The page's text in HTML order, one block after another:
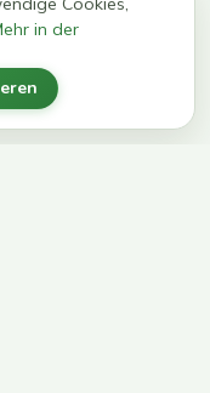
in der